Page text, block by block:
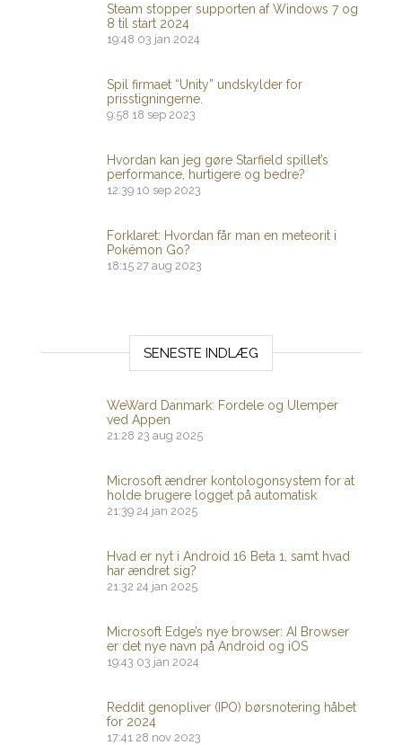
Steam stopper supporten af ​​Windows 7 og
8 til start 2024
19:48 03 jan 2024
Spil firmaet “Unity” undskylder for
prisstigningerne.
9:58 18 sep 2023
Hvordan kan jeg gøre Starfield spillet’s
performance, hurtigere og bedre?
12:39 10 sep 2023
Forklaret: Hvordan får man en meteorit i
Pokémon Go?
18:15 27 aug 2023
SENESTE INDLÆG
WeWard Danmark: Fordele og Ulemper
ved Appen
21:28 23 aug 2025
Microsoft ændrer kontologonsystem for at
holde brugere logget på automatisk
21:39 24 jan 2025
Hvad er nyt i Android 16 Beta 1, samt hvad
har ændret sig?
21:32 24 jan 2025
Microsoft Edge’s nye browser: AI Browser
er det nye navn på Android og iOS
19:43 03 jan 2024
Reddit genopliver (IPO) børsnotering håbet
for 2024
17:41 28 nov 2023